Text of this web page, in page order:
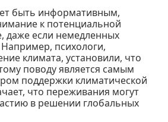
быть информативным,
к потенциальной
даже если немедленных
психологи,
климата, установили, что
поводу является самым
поддержки климатической
что переживания могут
в решении глобальных